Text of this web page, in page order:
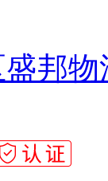
邦物